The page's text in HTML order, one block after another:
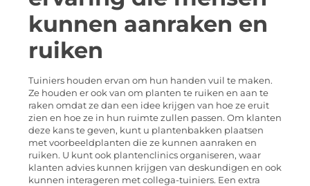
kunnen aanraken en
ruiken
Tuiniers houden ervan om hun handen vuil te maken.
Ze houden er ook van om planten te ruiken en aan te
raken omdat ze dan een idee krijgen van hoe ze eruit
zien en hoe ze in hun ruimte zullen passen. Om klanten
deze kans te geven, kunt u plantenbakken plaatsen
met voorbeeldplanten die ze kunnen aanraken en
ruiken. U kunt ook plantenclinics organiseren, waar
klanten advies kunnen krijgen van deskundigen en ook
kunnen interageren met collega-tuiniers. Een extra